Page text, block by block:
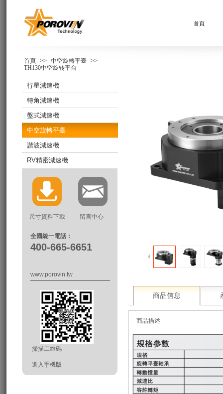
首頁
首頁 >> 中空旋轉平臺 >>
TH130中空旋转平台
商品信息
商品描述
行星減速機
轉角減速機
盤式減速機
中空旋轉平臺
諧波減速機
RV精密減速機
尺寸資料下載 留言中心
全國統一電話：
400-665-6651
www.porovin.tw
掃描二維碼
進入手機版